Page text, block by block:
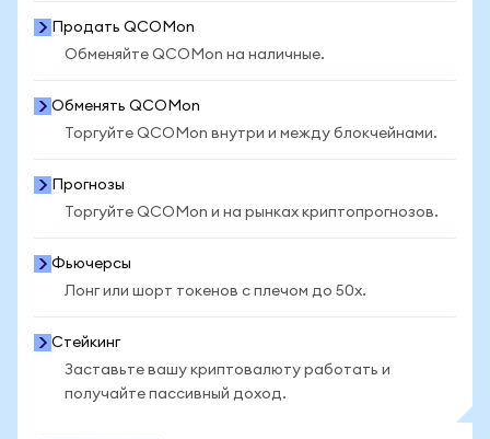
Продать QCOMon
Обменяйте QCOMon на наличные.
Обменять QCOMon
Торгуйте QCOMon внутри и между блокчейнами.
Прогнозы
Торгуйте QCOMon и на рынках криптопрогнозов.
Фьючерсы
Лонг или шорт токенов с плечом до 50x.
Стейкинг
Заставьте вашу криптовалюту работать и
получайте пассивный доход.